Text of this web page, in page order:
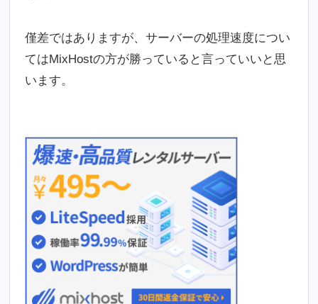
僅差ではありますが、サーバーの処理速度につい
てはMixHostの方が勝っていると言っていいと思
います。